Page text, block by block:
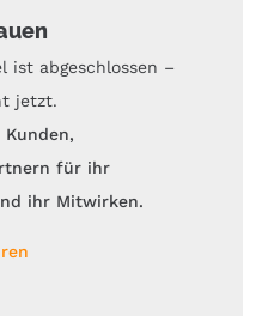
ist abgeschlossen –
jetzt.
für ihr
ihr Mitwirken.